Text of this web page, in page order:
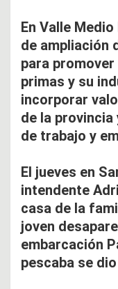
En Valle
de ampliación
para
primas y su
incorporar
de la
de trabajo y
El jueves en
intendente
casa de la
joven
embarcación
pescaba se